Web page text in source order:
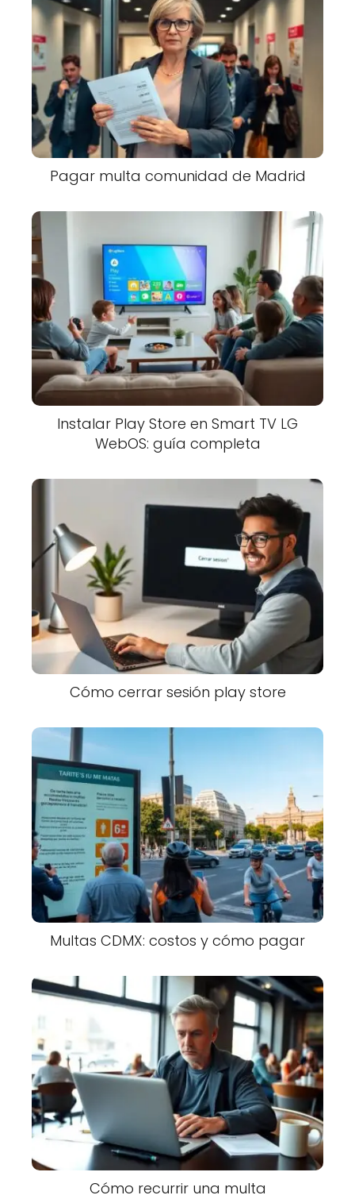
Pagar multa comunidad de Madrid
Instalar Play Store en Smart TV LG
WebOS: guía completa
Cómo cerrar sesión play store
Multas CDMX: costos y cómo pagar
Cómo recurrir una multa